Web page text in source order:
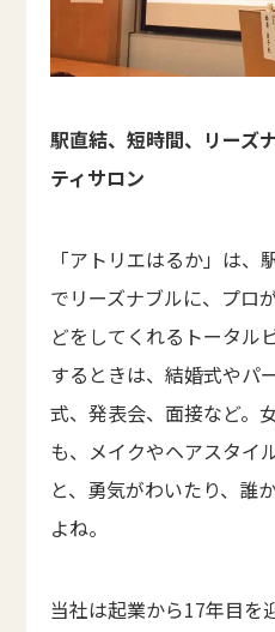
駅直結、短時間、リーズ
ティサロン
「アトリエはるか」は
でリーズナブルに、プロ
どをしてくれるトータル
するときは、結婚式やパ
式、発表会、面接など。
も、メイクやヘアスタイ
と、勇気がわいたり、誰
よね。
当社は起業から17年目を